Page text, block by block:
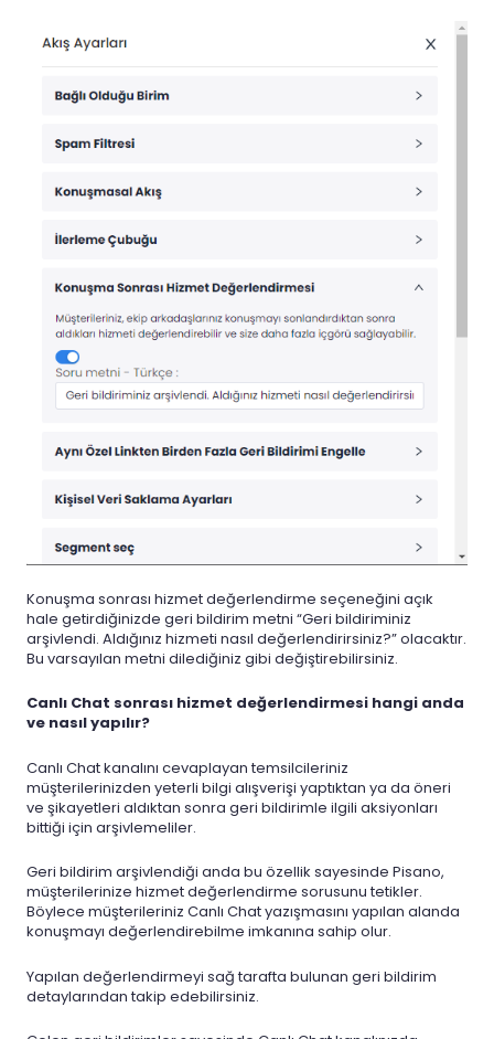
Konuşma sonrası hizmet değerlendirme seçeneğini açık
hale getirdiğinizde geri bildirim metni “Geri bildiriminiz
arşivlendi. Aldığınız hizmeti nasıl değerlendirirsiniz?” olacaktır.
Bu varsayılan metni dilediğiniz gibi değiştirebilirsiniz.
Canlı Chat sonrası hizmet değerlendirmesi hangi anda
ve nasıl yapılır?
Canlı Chat kanalını cevaplayan temsilcileriniz
müşterilerinizden yeterli bilgi alışverişi yaptıktan ya da öneri
ve şikayetleri aldıktan sonra geri bildirimle ilgili aksiyonları
bittiği için arşivlemeliler.
Geri bildirim arşivlendiği anda bu özellik sayesinde Pisano,
müşterilerinize hizmet değerlendirme sorusunu tetikler.
Böylece müşterileriniz Canlı Chat yazışmasını yapılan alanda
konuşmayı değerlendirebilme imkanına sahip olur.
Yapılan değerlendirmeyi sağ tarafta bulunan geri bildirim
detaylarından takip edebilirsiniz.